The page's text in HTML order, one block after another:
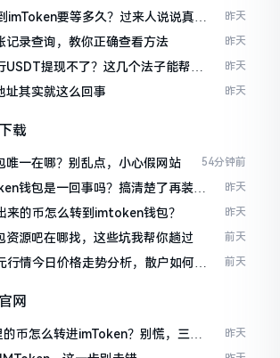
imToken要等多久？过来人说说真实
昨天
记录查询，教你正确查看方法 昨天
提现不了？这几个法子能帮你
昨天
其实就这么回事 昨天
载
一在哪？别乱点，小心假网站 54分钟前
钱包是一回事吗？搞清楚了再装钱
昨天
来的币怎么转到imtoken钱包？ 昨天
源吧在哪找，这些坑我帮你趟过 前天
行情今日价格走势分析，散户如何避
前天
网
币怎么转进imToken？别慌，三步
昨天